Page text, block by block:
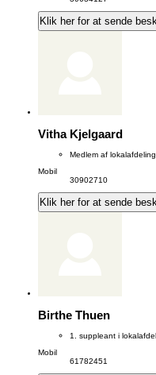
Klik her for at sende
Vitha Kjelgaard
Medlem af
Mobil
30902710
Klik her for at sende
Birthe Thuen
1. suppleant i
Mobil
61782451